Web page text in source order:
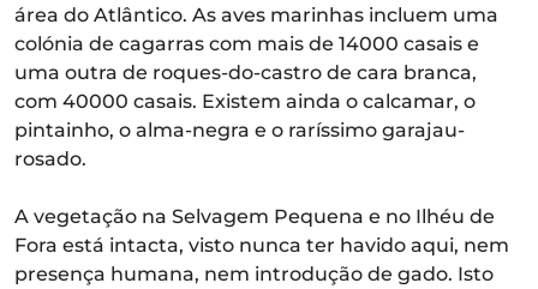
área do Atlântico. As aves marinhas incluem uma
colónia de cagarras com mais de 14000 casais e
uma outra de roques-do-castro de cara branca,
com 40000 casais. Existem ainda o calcamar, o
pintainho, o alma-negra e o raríssimo garajau-
rosado.
A vegetação na Selvagem Pequena e no Ilhéu de
Fora está intacta, visto nunca ter havido aqui, nem
presença humana, nem introdução de gado. Isto